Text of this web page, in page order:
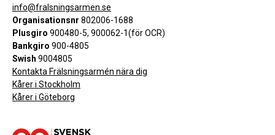
info@fralsningsarmen.se
Organisationsnr 802006-1688
Plusgiro 900480-5, 900062-1(för OCR)
Bankgiro 900-4805
Swish 9004805
Kontakta Frälsningsarmén nära dig
Kårer i Stockholm
Kårer i Göteborg